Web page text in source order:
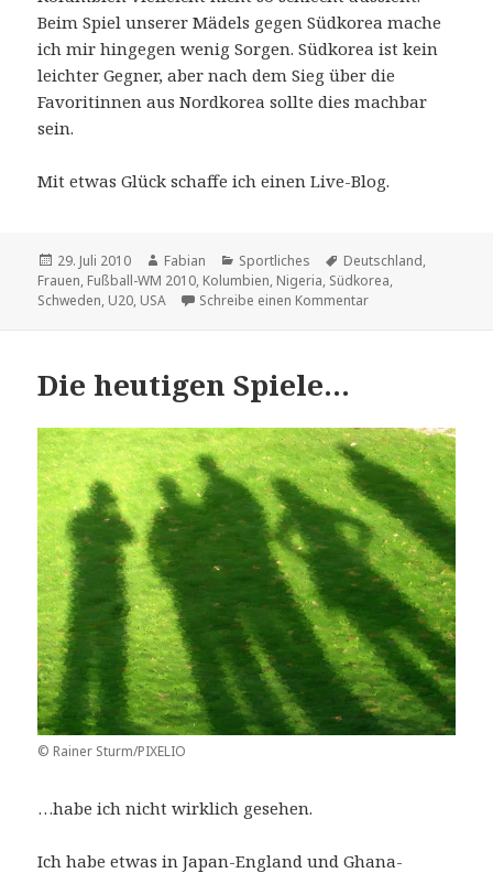
Beim Spiel unserer Mädels gegen Südkorea mache
ich mir hingegen wenig Sorgen. Südkorea ist kein
leichter Gegner, aber nach dem Sieg über die
Favoritinnen aus Nordkorea sollte dies machbar
sein.
Mit etwas Glück schaffe ich einen Live-Blog.
Veröffentlicht
am
29. Juli 2010 Autor
Fabian Kategorien
Sportliches Schlagwörter
Deutschland,
Frauen, Fußball-WM 2010, Kolumbien, Nigeria, Südkorea,
Schweden, U20, USA Schreibe einen Kommentarzu Viertel-/
Die heutigen Spiele…
© Rainer Sturm/PIXELIO
…habe ich nicht wirklich gesehen.
Ich habe etwas in Japan-England und Ghana-